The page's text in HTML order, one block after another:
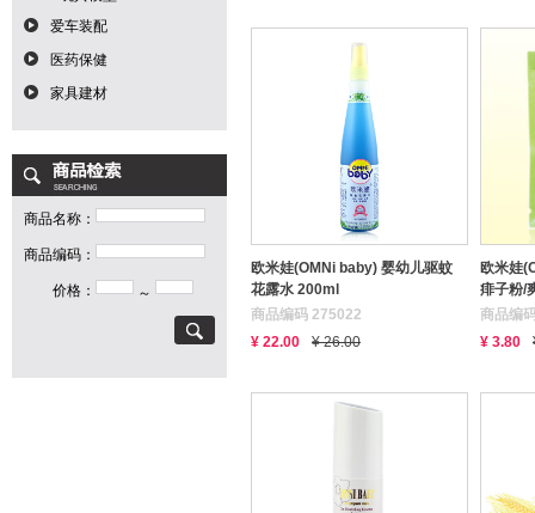
爱车装配
医药保健
家具建材
商品名称：
商品编码：
价格： ～
欧米娃(OMNi baby) 婴幼儿驱蚊
花露水 200ml
商品编码 275022
¥ 22.00
¥ 26.00
欧米娃
痱子粉/
商品编
¥ 3.80